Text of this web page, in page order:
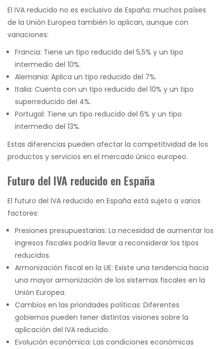
El IVA reducido no es exclusivo de España; muchos países
de la Unión Europea también lo aplican, aunque con
variaciones:
Francia: Tiene un tipo reducido del 5,5% y un tipo
intermedio del 10%.
Alemania: Aplica un tipo reducido del 7%.
Italia: Cuenta con un tipo reducido del 10% y un tipo
superreducido del 4%.
Portugal: Tiene un tipo reducido del 6% y un tipo
intermedio del 13%.
Estas diferencias pueden afectar la competitividad de los
productos y servicios en el mercado único europeo.
Futuro del IVA reducido en España
El futuro del IVA reducido en España está sujeto a varios
factores:
Presiones presupuestarias: La necesidad de aumentar los
ingresos fiscales podría llevar a reconsiderar los tipos
reducidos.
Armonización fiscal en la UE: Existe una tendencia hacia
una mayor armonización de los sistemas fiscales en la
Unión Europea.
Cambios en las prioridades políticas: Diferentes
gobiernos pueden tener distintas visiones sobre la
aplicación del IVA reducido.
Evolución económica: Las condiciones económicas